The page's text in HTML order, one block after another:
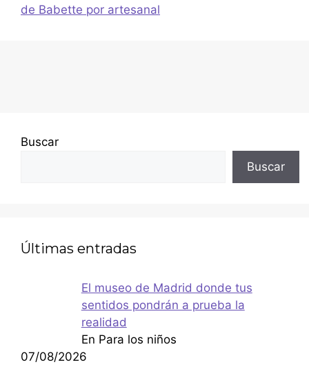
de Babette por artesanal
Buscar
Buscar
Últimas entradas
El museo de Madrid donde tus
sentidos pondrán a prueba la
realidad
En Para los niños
07/08/2026